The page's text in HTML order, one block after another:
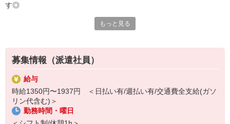
す◎
・リハビリのサポート
・レクリエーション企画、実施
・利用者さんとのコミュニケーション
など
笑い声の絶えない明るい雰囲気のデイサービスです♪
施設でのお仕事は移動やリハビリのサポートなどが中心なので、未
もっと見る
募集情報（派遣社員）
給与
時給1350円〜1937円 ＜日払い有/週払い有/交通費全支給(ガソ
リン代含む)＞
勤務時間・曜日